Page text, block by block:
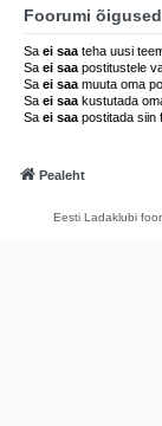
Foorumi õigused
Sa ei saa teha uusi
Sa ei saa postitustele
Sa ei saa muuta oma
Sa ei saa kustutada
Sa ei saa postitada siin
Pealeht
Eesti Ladaklubi